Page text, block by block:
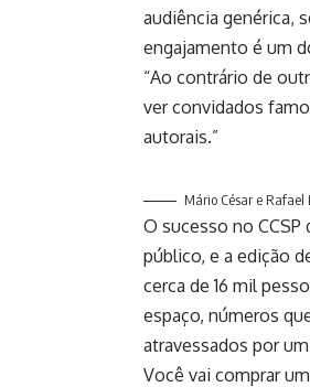
audiência genérica,
engajamento é um
“Ao contrário de
ver convidados
autorais.”
Mário César e Rafael
O sucesso no
público, e a edição
cerca de 16 mil
espaço, números
atravessados por
Você vai comprar